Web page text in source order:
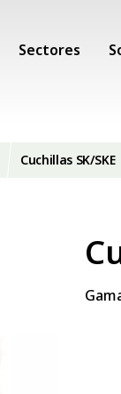
Sectores
Cuchillas SK/SKE